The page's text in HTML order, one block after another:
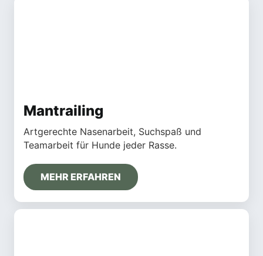
Mantrailing
Artgerechte Nasenarbeit, Suchspaß und
Teamarbeit für Hunde jeder Rasse.
MEHR ERFAHREN